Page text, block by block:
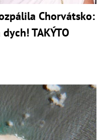
Chorvátsko:
TAKÝTO